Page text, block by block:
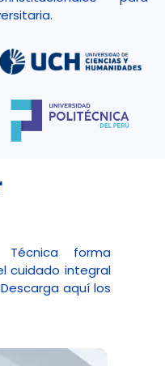
forma
cuidado integral
aquí los